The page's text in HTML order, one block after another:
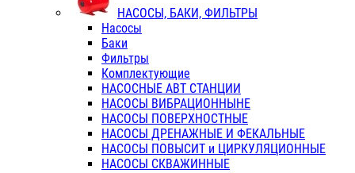
НАСОСЫ, БАКИ, ФИЛЬТРЫ
Насосы
Баки
Фильтры
Комплектующие
НАСОСНЫЕ АВТ СТАНЦИИ
НАСОСЫ ВИБРАЦИОННЫНЕ
НАСОСЫ ПОВЕРХНОСТНЫЕ
НАСОСЫ ДРЕНАЖНЫЕ И ФЕКАЛЬНЫЕ
НАСОСЫ ПОВЫСИТ и ЦИРКУЛЯЦИОННЫЕ
НАСОСЫ СКВАЖИННЫЕ